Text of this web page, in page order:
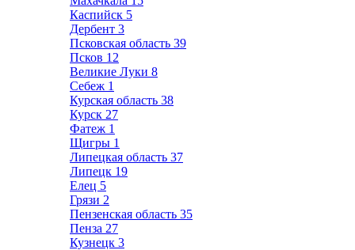
Каспийск 5
Дербент 3
Псковская область 39
Псков 12
Великие Луки 8
Себеж 1
Курская область 38
Курск 27
Фатеж 1
Щигры 1
Липецкая область 37
Липецк 19
Елец 5
Грязи 2
Пензенская область 35
Пенза 27
Кузнецк 3